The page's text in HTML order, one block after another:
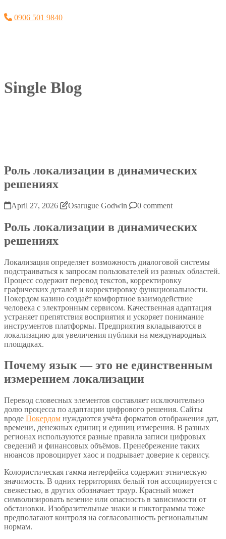
0906 501 9840
Single Blog
Роль локализации в динамических
решениях
April 27, 2026 Osarugue Godwin 0 comment
Роль локализации в динамических
решениях
Локализация определяет возможность диалоговой системы
подстраиваться к запросам пользователей из разных областей.
Процесс содержит перевод текстов, корректировку
графических деталей и корректировку функциональности.
Покердом казино создаёт комфортное взаимодействие
человека с электронным сервисом. Качественная адаптация
устраняет препятствия восприятия и ускоряет понимание
инструментов платформы. Предприятия вкладываются в
локализацию для увеличения публики на международных
площадках.
Почему язык — это не единственным
измерением локализации
Перевод словесных элементов составляет исключительно
долю процесса по адаптации цифрового решения. Сайты
вроде Покердом нуждаются учёта форматов отображения дат,
времени, денежных единиц и единиц измерения. В разных
регионах используются разные правила записи цифровых
сведений и финансовых объёмов. Пренебрежение таких
нюансов провоцирует хаос и подрывает доверие к сервису.
Колористическая гамма интерфейса содержит этническую
значимость. В одних территориях белый тон ассоциируется с
свежестью, в других обозначает траур. Красный может
символизировать везение или опасность в зависимости от
обстановки. Изобразительные знаки и пиктограммы тоже
предполагают контроля на согласованность региональным
нормам.